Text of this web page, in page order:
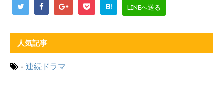
B! LINEへ送る
人気記事
- 連続ドラマ